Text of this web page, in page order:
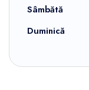
Sâmbătă
Duminică